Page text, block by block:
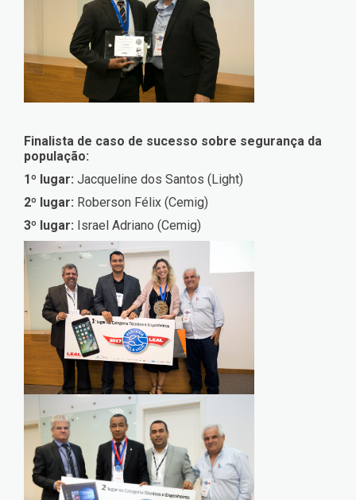
Finalista de caso de sucesso sobre segurança da
população:
1º lugar: Jacqueline dos Santos (Light)
2º lugar: Roberson Félix (Cemig)
3º lugar: Israel Adriano (Cemig)